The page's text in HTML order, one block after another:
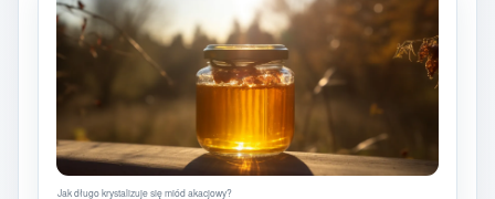
Jak długo krystalizuje się miód akacjowy?